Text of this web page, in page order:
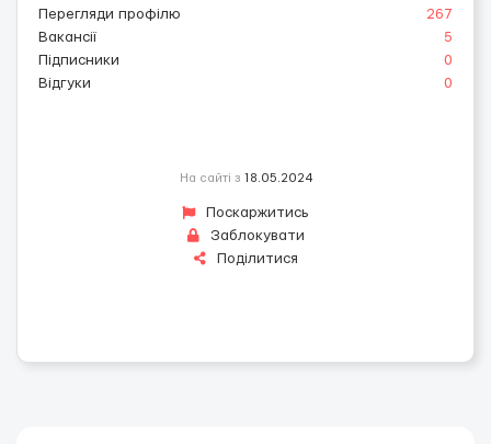
Перегляди профілю
267
Вакансії
5
Підписники
0
Відгуки
0
На сайті з 18.05.2024
Поскаржитись
Заблокувати
Поділитися